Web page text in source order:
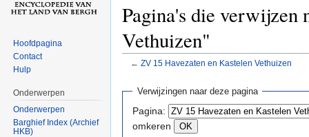
Pagina's die verwijzen
Vethuizen"
← ZV 15 Havezaten en Kastelen Vethuizen
Verwijzingen naar deze pagina
Pagina:
omkeren
Hoofdpagina
Contact
Hulp
Onderwerpen
Onderwerpen
Barghief Index (Archief
HKB)